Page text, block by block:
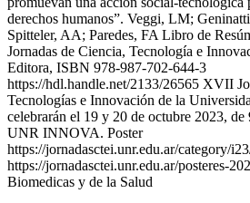
derechos humanos”. Veggi, LM;
Spitteler, AA; Paredes, FA Libro de
Jornadas de Ciencia, Tecnología e
Editora, ISBN 978-987-702-644-3
https://hdl.handle.net/2133/26565 XVII
Tecnologías e Innovación de la
celebrarán el 19 y 20 de octubre 2023,
UNR INNOVA. Poster
https://jornadasctei.unr.edu.ar/category/
https://jornadasctei.unr.edu.ar/posteres-
Biomedicas y de la Salud